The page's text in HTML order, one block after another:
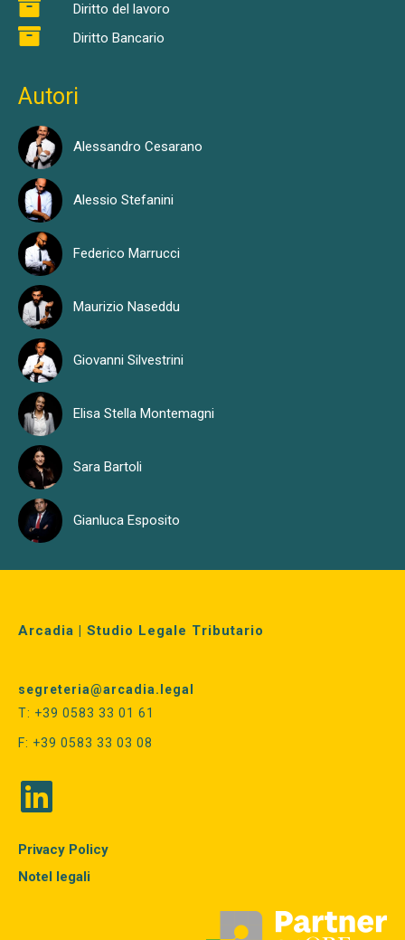
Diritto del lavoro
Diritto Bancario
Autori
Alessandro Cesarano
Alessio Stefanini
Federico Marrucci
Maurizio Naseddu
Giovanni Silvestrini
Elisa Stella Montemagni
Sara Bartoli
Gianluca Esposito
Arcadia | Studio Legale Tributario
segreteria@arcadia.legal
T: +39 0583 33 01 61
F: +39 0583 33 03 08
Privacy Policy
Notel legali